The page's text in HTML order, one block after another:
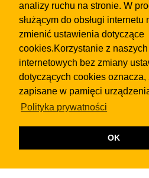
analizy ruchu na stronie. W
służącym do obsługi internetu
zmienić ustawienia dotyczące
cookies.Korzystanie z
internetowych bez zmiany
dotyczących cookies oznacza,
zapisane w pamięci
Polityka prywatności
OK
Biura
Dealerzy i
Skontaktuj
regulaminuiPolityki
Klauzula
© 2026Wydawnictwo NEON sp. z o.o. (dawniej:
KRAWCZYK s.c.) z siedzibą w Olkuszu,